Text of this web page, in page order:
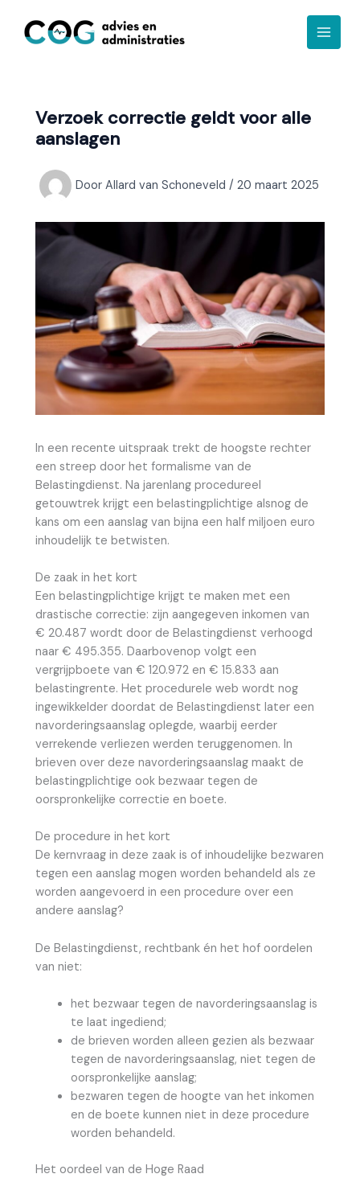
Verzoek correctie geldt voor alle
aanslagen
Door Allard van Schoneveld / 20 maart 2025
In een recente uitspraak trekt de hoogste rechter
een streep door het formalisme van de
Belastingdienst. Na jarenlang procedureel
getouwtrek krijgt een belastingplichtige alsnog de
kans om een aanslag van bijna een half miljoen euro
inhoudelijk te betwisten.
De zaak in het kort
Een belastingplichtige krijgt te maken met een
drastische correctie: zijn aangegeven inkomen van
€ 20.487 wordt door de Belastingdienst verhoogd
naar € 495.355. Daarbovenop volgt een
vergrijpboete van € 120.972 en € 15.833 aan
belastingrente. Het procedurele web wordt nog
ingewikkelder doordat de Belastingdienst later een
navorderingsaanslag oplegde, waarbij eerder
verrekende verliezen werden teruggenomen. In
brieven over deze navorderingsaanslag maakt de
belastingplichtige ook bezwaar tegen de
oorspronkelijke correctie en boete.
De procedure in het kort
De kernvraag in deze zaak is of inhoudelijke bezwaren
tegen een aanslag mogen worden behandeld als ze
worden aangevoerd in een procedure over een
andere aanslag?
De Belastingdienst, rechtbank én het hof oordelen
van niet:
het bezwaar tegen de navorderingsaanslag is
te laat ingediend;
de brieven worden alleen gezien als bezwaar
tegen de navorderingsaanslag, niet tegen de
oorspronkelijke aanslag;
bezwaren tegen de hoogte van het inkomen
en de boete kunnen niet in deze procedure
worden behandeld.
Het oordeel van de Hoge Raad